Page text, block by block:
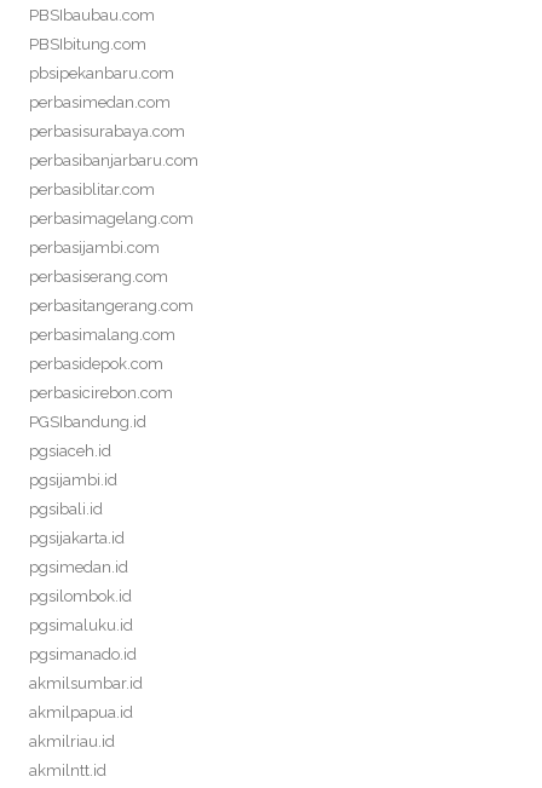
PBSIbaubau.com
PBSIbitung.com
pbsipekanbaru.com
perbasimedan.com
perbasisurabaya.com
perbasibanjarbaru.com
perbasiblitar.com
perbasimagelang.com
perbasijambi.com
perbasiserang.com
perbasitangerang.com
perbasimalang.com
perbasidepok.com
perbasicirebon.com
PGSIbandung.id
pgsiaceh.id
pgsijambi.id
pgsibali.id
pgsijakarta.id
pgsimedan.id
pgsilombok.id
pgsimaluku.id
pgsimanado.id
akmilsumbar.id
akmilpapua.id
akmilriau.id
akmilntt.id